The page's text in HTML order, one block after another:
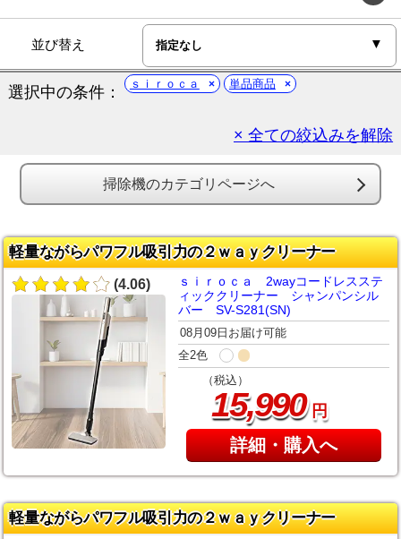
並び替え
選択中の条件： ｓｉｒｏｃａ 単品商品
× 全ての絞込みを解除
掃除機のカテゴリページへ
軽量ながらパワフル吸引力の２ｗａｙクリーナー
(4.06)
ｓｉｒｏｃａ 2wayコードレスステ
ィッククリーナー シャンパンシル
バー SV-S281(SN)
08月09日お届け可能
全2色
（税込）
15,990円
詳細・購入へ
軽量ながらパワフル吸引力の２ｗａｙクリーナー